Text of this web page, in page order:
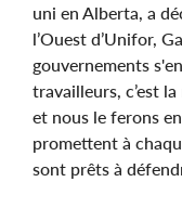
uni en Alberta, a
l’Ouest d’Unifor,
gouvernements
travailleurs, c’est
et nous le ferons
promettent à
sont prêts à